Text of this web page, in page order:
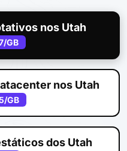
nos Utah
/GB
nos Utah
/GB
dos Utah